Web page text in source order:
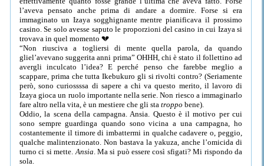
l’aveva pensato anche prima di andare a dormire. Forse si era
immaginato un Izaya sogghignante mentre pianificava il prossimo
casino. Se solo avesse saputo le proporzioni del casino in cui Izaya si
trovava in quel momento 💔
“Non riusciva a togliersi di mente quella parola, da quando
gliel’avevano suggerita anni prima” OHHH, chi è stato il follettino ad
avergli inculcato l’idea? E perché penso che farebbe meglio a
scappare, prima che tutta Ikebukuro gli si rivolti contro? (Seriamente
però, sono curiossssa di sapere a chi va questo merito, il lavoro di
Izaya gioca un ruolo importante nella serie. Non riesco a immaginarlo
fare altro nella vita, è un mestiere che gli sta troppo bene).
Oddio, la scena della campagna. Ansia. Questo è il motivo per cui
sono sempre guardinga quando sono vicina a una campagna, ho
costantemente il timore di imbattermi in qualche cadavere o, peggio,
qualche malintenzionato. Non bastava la yakuza, anche l’omicida di
turno ci si mette. Ansia . Ma si può essere così sfigati? Mi rispondo da
sola.